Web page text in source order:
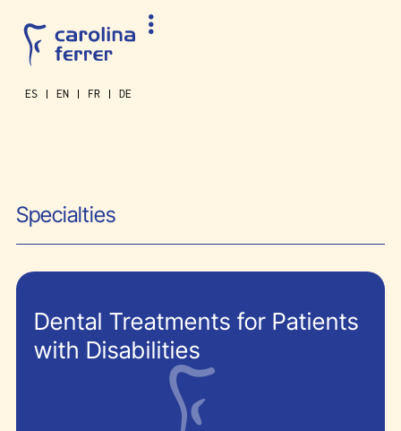
ES EN FR DE
Specialties
Dental Treatments for Patients
with Disabilities